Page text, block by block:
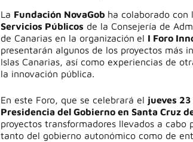
La Fundación NovaGob ha colaborado con
Servicios Públicos de la Consejería de
de Canarias en la organización el I Foro
presentarán algunos de los proyectos más
Islas Canarias, así como experiencias de
la innovación pública.
En este Foro, que se celebrará el jueves
Presidencia del Gobierno en Santa Cruz
proyectos transformadores llevados a
tanto del gobierno autonómico como de